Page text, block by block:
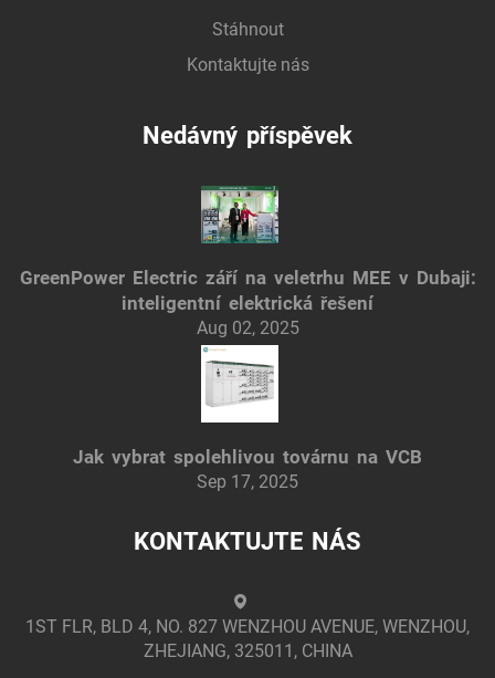
Stáhnout
Kontaktujte nás
Nedávný příspěvek
GreenPower Electric září na veletrhu MEE v Dubaji:
inteligentní elektrická řešení
Aug 02, 2025
Jak vybrat spolehlivou továrnu na VCB
Sep 17, 2025
KONTAKTUJTE NÁS
1ST FLR, BLD 4, NO. 827 WENZHOU AVENUE, WENZHOU,
ZHEJIANG, 325011, CHINA